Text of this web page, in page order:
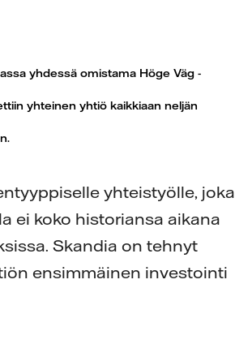
yhdessä omistama Höge Väg -
yhteinen yhtiö kaikkiaan neljän
yhteistyölle, joka
ei koko historiansa aikana
Skandia on tehnyt
ensimmäinen investointi